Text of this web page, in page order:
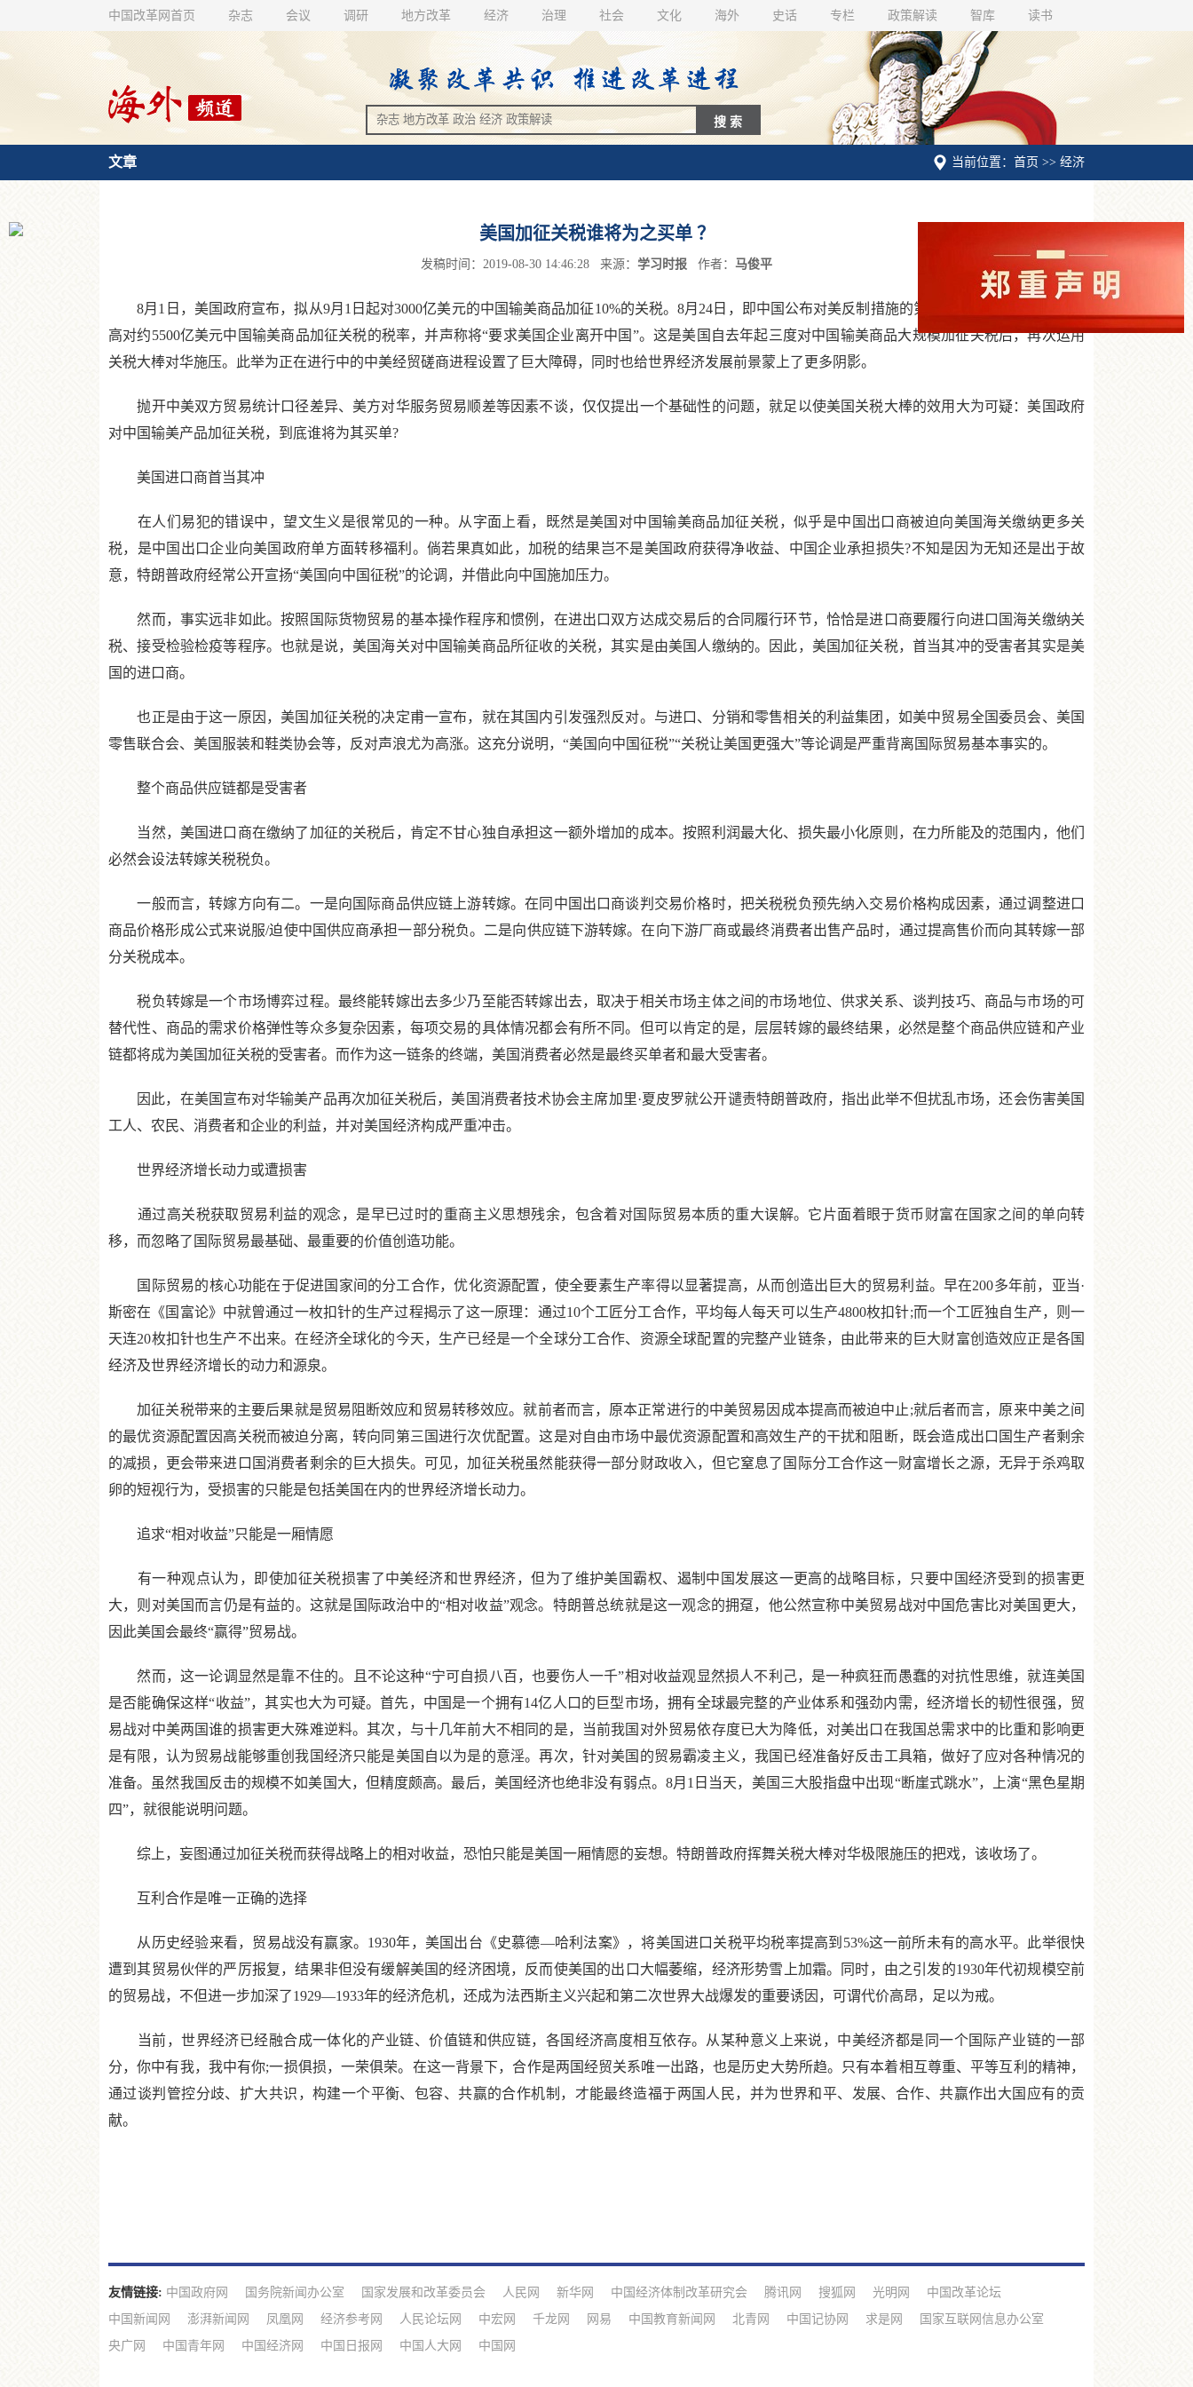
中国改革网首页 杂志 会议 调研 地方改革 经济 治理 社会 文化 海外 史话 专栏 政策解读 智库 读书
当前位置：首页 >> 经济
文章
美国加征关税谁将为之买单 ？
发稿时间：2019-08-30 14:46:28 来源： 学习时报 作者： 马俊平
8月1日，美国政府宣布，拟从9月1日起对3000亿美元的中国输美商品加征10%的关税。8月24日，即中国公布对美反制措施的第二天，美方再次宣布将提
高对约5500亿美元中国输美商品加征关税的税率，并声称将“要求美国企业离开中国”。这是美国自去年起三度对中国输美商品大规模加征关税后，再次运用
关税大棒对华施压。此举为正在进行中的中美经贸磋商进程设置了巨大障碍，同时也给世界经济发展前景蒙上了更多阴影。
抛开中美双方贸易统计口径差异、美方对华服务贸易顺差等因素不谈，仅仅提出一个基础性的问题，就足以使美国关税大棒的效用大为可疑：美国政府
对中国输美产品加征关税，到底谁将为其买单?
美国进口商首当其冲
在人们易犯的错误中，望文生义是很常见的一种。从字面上看，既然是美国对中国输美商品加征关税，似乎是中国出口商被迫向美国海关缴纳更多关
税，是中国出口企业向美国政府单方面转移福利。倘若果真如此，加税的结果岂不是美国政府获得净收益、中国企业承担损失?不知是因为无知还是出于故
意，特朗普政府经常公开宣扬“美国向中国征税”的论调，并借此向中国施加压力。
然而，事实远非如此。按照国际货物贸易的基本操作程序和惯例，在进出口双方达成交易后的合同履行环节，恰恰是进口商要履行向进口国海关缴纳关
税、接受检验检疫等程序。也就是说，美国海关对中国输美商品所征收的关税，其实是由美国人缴纳的。因此，美国加征关税，首当其冲的受害者其实是美
国的进口商。
也正是由于这一原因，美国加征关税的决定甫一宣布，就在其国内引发强烈反对。与进口、分销和零售相关的利益集团，如美中贸易全国委员会、美国
零售联合会、美国服装和鞋类协会等，反对声浪尤为高涨。这充分说明，“美国向中国征税”“关税让美国更强大”等论调是严重背离国际贸易基本事实的。
整个商品供应链都是受害者
当然，美国进口商在缴纳了加征的关税后，肯定不甘心独自承担这一额外增加的成本。按照利润最大化、损失最小化原则，在力所能及的范围内，他们
必然会设法转嫁关税税负。
一般而言，转嫁方向有二。一是向国际商品供应链上游转嫁。在同中国出口商谈判交易价格时，把关税税负预先纳入交易价格构成因素，通过调整进口
商品价格形成公式来说服/迫使中国供应商承担一部分税负。二是向供应链下游转嫁。在向下游厂商或最终消费者出售产品时，通过提高售价而向其转嫁一部
分关税成本。
税负转嫁是一个市场博弈过程。最终能转嫁出去多少乃至能否转嫁出去，取决于相关市场主体之间的市场地位、供求关系、谈判技巧、商品与市场的可
替代性、商品的需求价格弹性等众多复杂因素，每项交易的具体情况都会有所不同。但可以肯定的是，层层转嫁的最终结果，必然是整个商品供应链和产业
链都将成为美国加征关税的受害者。而作为这一链条的终端，美国消费者必然是最终买单者和最大受害者。
因此，在美国宣布对华输美产品再次加征关税后，美国消费者技术协会主席加里·夏皮罗就公开谴责特朗普政府，指出此举不但扰乱市场，还会伤害美国
工人、农民、消费者和企业的利益，并对美国经济构成严重冲击。
世界经济增长动力或遭损害
通过高关税获取贸易利益的观念，是早已过时的重商主义思想残余，包含着对国际贸易本质的重大误解。它片面着眼于货币财富在国家之间的单向转
移，而忽略了国际贸易最基础、最重要的价值创造功能。
国际贸易的核心功能在于促进国家间的分工合作，优化资源配置，使全要素生产率得以显著提高，从而创造出巨大的贸易利益。早在200多年前，亚当·
斯密在《国富论》中就曾通过一枚扣针的生产过程揭示了这一原理：通过10个工匠分工合作，平均每人每天可以生产4800枚扣针;而一个工匠独自生产，则一
天连20枚扣针也生产不出来。在经济全球化的今天，生产已经是一个全球分工合作、资源全球配置的完整产业链条，由此带来的巨大财富创造效应正是各国
经济及世界经济增长的动力和源泉。
加征关税带来的主要后果就是贸易阻断效应和贸易转移效应。就前者而言，原本正常进行的中美贸易因成本提高而被迫中止;就后者而言，原来中美之间
的最优资源配置因高关税而被迫分离，转向同第三国进行次优配置。这是对自由市场中最优资源配置和高效生产的干扰和阻断，既会造成出口国生产者剩余
的减损，更会带来进口国消费者剩余的巨大损失。可见，加征关税虽然能获得一部分财政收入，但它窒息了国际分工合作这一财富增长之源，无异于杀鸡取
卵的短视行为，受损害的只能是包括美国在内的世界经济增长动力。
追求“相对收益”只能是一厢情愿
有一种观点认为，即使加征关税损害了中美经济和世界经济，但为了维护美国霸权、遏制中国发展这一更高的战略目标，只要中国经济受到的损害更
大，则对美国而言仍是有益的。这就是国际政治中的“相对收益”观念。特朗普总统就是这一观念的拥趸，他公然宣称中美贸易战对中国危害比对美国更大，
因此美国会最终“赢得”贸易战。
然而，这一论调显然是靠不住的。且不论这种“宁可自损八百，也要伤人一千”相对收益观显然损人不利己，是一种疯狂而愚蠢的对抗性思维，就连美国
是否能确保这样“收益”，其实也大为可疑。首先，中国是一个拥有14亿人口的巨型市场，拥有全球最完整的产业体系和强劲内需，经济增长的韧性很强，贸
易战对中美两国谁的损害更大殊难逆料。其次，与十几年前大不相同的是，当前我国对外贸易依存度已大为降低，对美出口在我国总需求中的比重和影响更
是有限，认为贸易战能够重创我国经济只能是美国自以为是的意淫。再次，针对美国的贸易霸凌主义，我国已经准备好反击工具箱，做好了应对各种情况的
准备。虽然我国反击的规模不如美国大，但精度颇高。最后，美国经济也绝非没有弱点。8月1日当天，美国三大股指盘中出现“断崖式跳水”，上演“黑色星期
四”，就很能说明问题。
综上，妄图通过加征关税而获得战略上的相对收益，恐怕只能是美国一厢情愿的妄想。特朗普政府挥舞关税大棒对华极限施压的把戏，该收场了。
互利合作是唯一正确的选择
从历史经验来看，贸易战没有赢家。1930年，美国出台《史慕德—哈利法案》，将美国进口关税平均税率提高到53%这一前所未有的高水平。此举很快
遭到其贸易伙伴的严厉报复，结果非但没有缓解美国的经济困境，反而使美国的出口大幅萎缩，经济形势雪上加霜。同时，由之引发的1930年代初规模空前
的贸易战，不但进一步加深了1929—1933年的经济危机，还成为法西斯主义兴起和第二次世界大战爆发的重要诱因，可谓代价高昂，足以为戒。
当前，世界经济已经融合成一体化的产业链、价值链和供应链，各国经济高度相互依存。从某种意义上来说，中美经济都是同一个国际产业链的一部
分，你中有我，我中有你;一损俱损，一荣俱荣。在这一背景下，合作是两国经贸关系唯一出路，也是历史大势所趋。只有本着相互尊重、平等互利的精神，
通过谈判管控分歧、扩大共识，构建一个平衡、包容、共赢的合作机制，才能最终造福于两国人民，并为世界和平、发展、合作、共赢作出大国应有的贡
献。
友情链接: 中国政府网 国务院新闻办公室 国家发展和改革委员会 人民网 新华网 中国经济体制改革研究会 腾讯网 搜狐网 光明网
中国改革论坛
中国新闻网
澎湃新闻网 凤凰网 经济参考网 人民论坛网 中宏网 千龙网 网易 中国教育新闻网 北青网 中国记协网 求是网
国家互联网信息办公室
央广网
中国青年网 中国经济网 中国日报网 中国人大网 中国网